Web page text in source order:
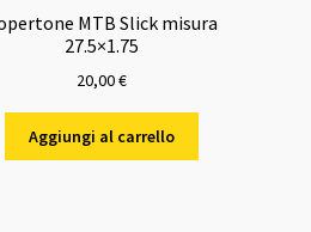
MTB Slick misura
27.5×1.75
20,00€
Aggiungi al carrello